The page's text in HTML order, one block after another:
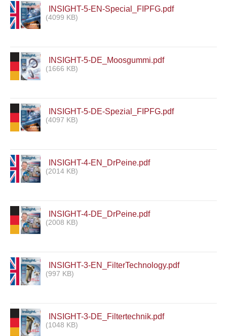
INSIGHT-5-EN-Special_FIPFG.pdf
(4099 KB)
INSIGHT-5-DE_Moosgummi.pdf
(1666 KB)
INSIGHT-5-DE-Spezial_FIPFG.pdf
(4097 KB)
INSIGHT-4-EN_DrPeine.pdf
(2014 KB)
INSIGHT-4-DE_DrPeine.pdf
(2008 KB)
INSIGHT-3-EN_FilterTechnology.pdf
(997 KB)
INSIGHT-3-DE_Filtertechnik.pdf
(1048 KB)